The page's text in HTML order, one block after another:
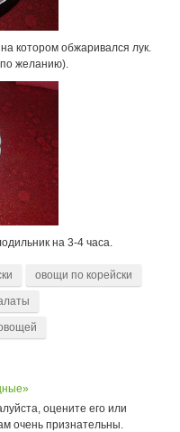
котором обжаривался лук.
желанию).
на 3-4 часа.
овощи по корейски
оцените его или
очень признательны.